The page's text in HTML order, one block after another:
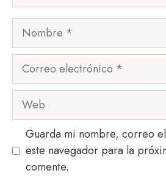
Nombre
Correo
Web
Guarda mi nombre, correo
este navegador para la
comente.